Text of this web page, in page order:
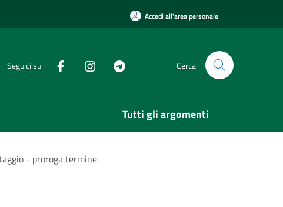
Accedi all'area personale
Seguici su Cerca
Tutti gli argomenti
- proroga termine